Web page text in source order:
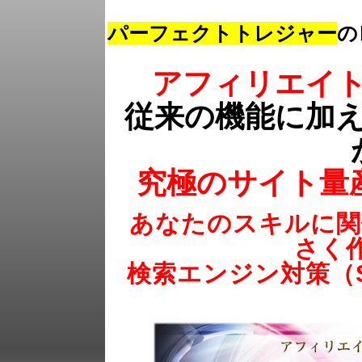
パーフェクトトレジャー
アフィリエイ
従来の機能に加
究極のサイト量
あなたのスキルに
さく
検索エンジン対策